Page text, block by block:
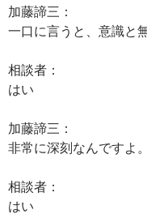
加藤諦三：
一口に言うと、意識と
相談者：
はい
加藤諦三：
非常に深刻なんですよ。
相談者：
はい